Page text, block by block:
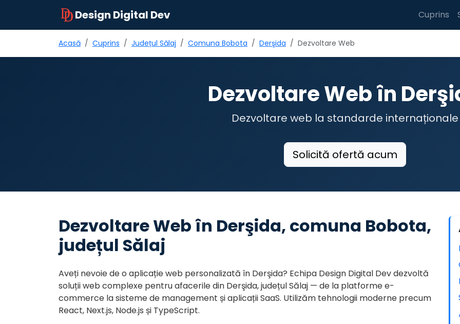
Design Digital Dev Cuprins
Acasă Cuprins Județul Sălaj Comuna Bobota Derşida Dezvoltare Web
Dezvoltare Web în
Dezvoltare web la standarde internaționale
Solicită ofertă acum
Dezvoltare Web în Derşida, comuna Bobota,
județul Sălaj
Aveți nevoie de o aplicație web personalizată în Derşida? Echipa Design Digital Dev dezvoltă
soluții web complexe pentru afacerile din Derşida, județul Sălaj — de la platforme e-
commerce la sisteme de management și aplicații SaaS. Utilizăm tehnologii moderne precum
React, Next.js, Node.js și TypeScript.